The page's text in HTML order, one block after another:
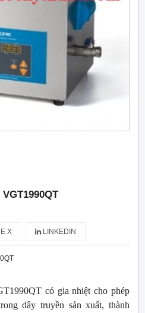
X LINKEDIN
có gia nhiệt cho phép
dây truyền sản xuất, thành